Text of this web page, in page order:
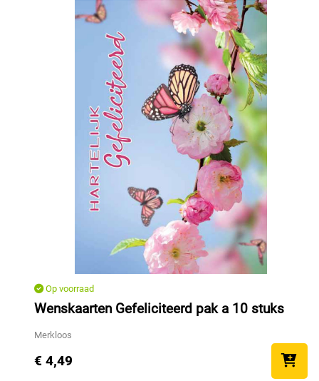
Op voorraad
Wenskaarten Gefeliciteerd pak a 10 stuks
Merkloos
€ 4,49